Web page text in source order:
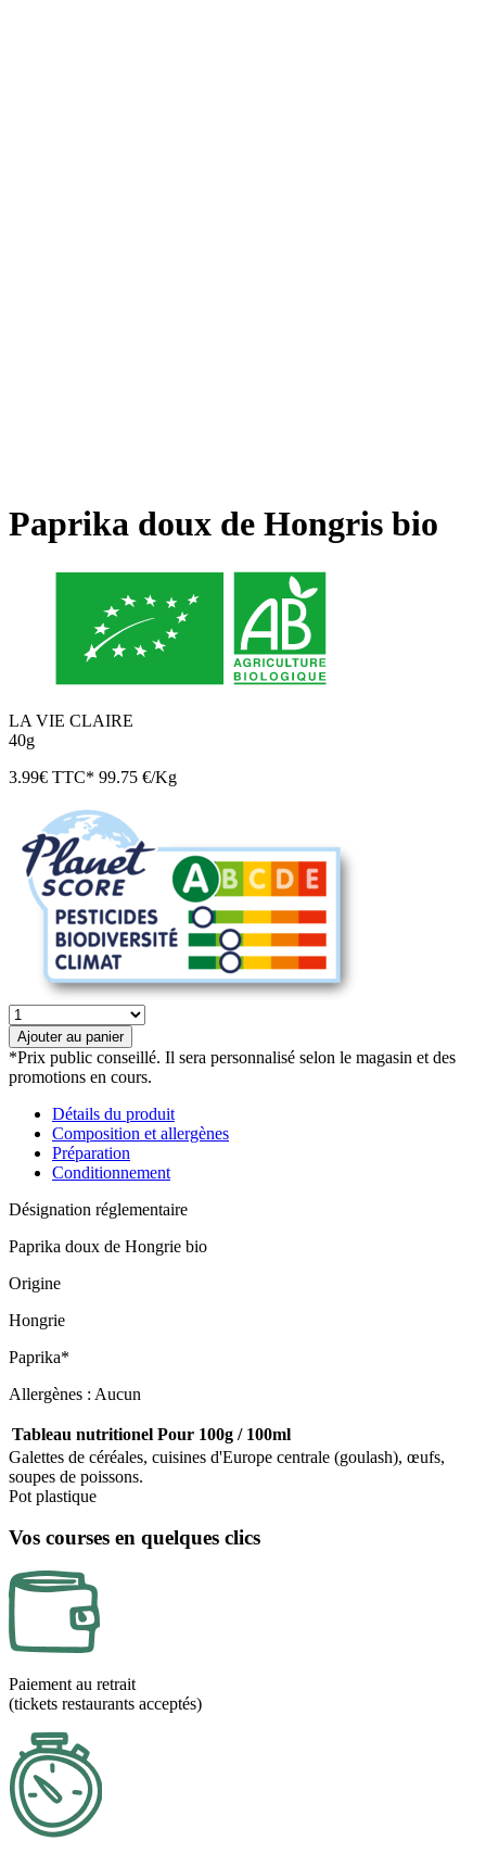
Paprika doux de Hongris bio
LA VIE CLAIRE
40g
3.99€ TTC* 99.75 €/Kg
quantité
de
Paprika
doux
de
Hongris
Ajouter au panier
*Prix public conseillé. Il sera personnalisé selon le magasin et des
promotions en cours.
Détails du produit
Composition et allergènes
Préparation
Conditionnement
Désignation réglementaire
Paprika doux de Hongrie bio
Origine
Hongrie
Paprika*
Allergènes : Aucun
Tableau nutritionel Pour 100g / 100ml
Galettes de céréales, cuisines d'Europe centrale (goulash), œufs,
soupes de poissons.
Pot plastique
Vos courses en quelques clics
Paiement au retrait
(tickets restaurants acceptés)